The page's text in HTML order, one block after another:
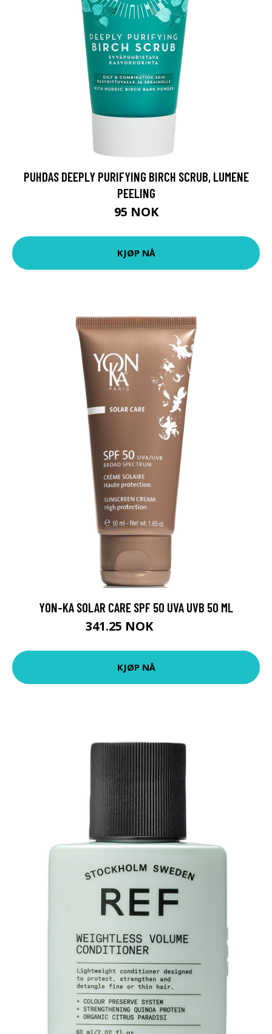
PUHDAS DEEPLY PURIFYING BIRCH SCRUB, LUMENE
PEELING
95 NOK
KJØP NÅ
YON-KA SOLAR CARE SPF 50 UVA UVB 50 ML
341.25 NOK
KJØP NÅ